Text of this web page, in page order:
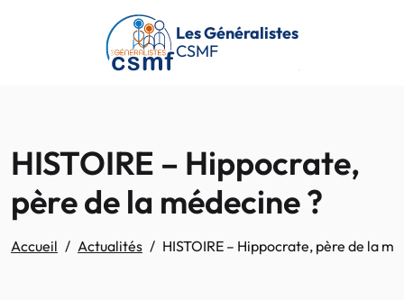
Passer au contenu principal
Les Généralistes
CSMF
HISTOIRE – Hippocrate,
père de la médecine ?
Accueil Actualités HISTOIRE – Hippocrate, père de la